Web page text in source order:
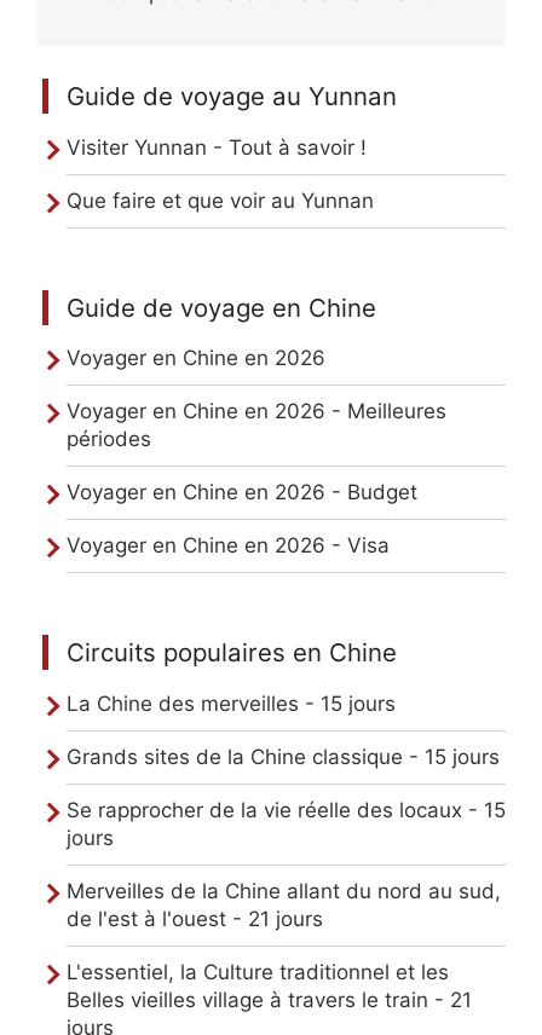
Guide de voyage au Yunnan
Visiter Yunnan - Tout à savoir !
Que faire et que voir au Yunnan
Guide de voyage en Chine
Voyager en Chine en 2026
Voyager en Chine en 2026 - Meilleures
périodes
Voyager en Chine en 2026 - Budget
Voyager en Chine en 2026 - Visa
Circuits populaires en Chine
La Chine des merveilles - 15 jours
Grands sites de la Chine classique - 15 jours
Se rapprocher de la vie réelle des locaux - 15
jours
Merveilles de la Chine allant du nord au sud,
de l'est à l'ouest - 21 jours
L'essentiel, la Culture traditionnel et les
Belles vieilles village à travers le train - 21
jours